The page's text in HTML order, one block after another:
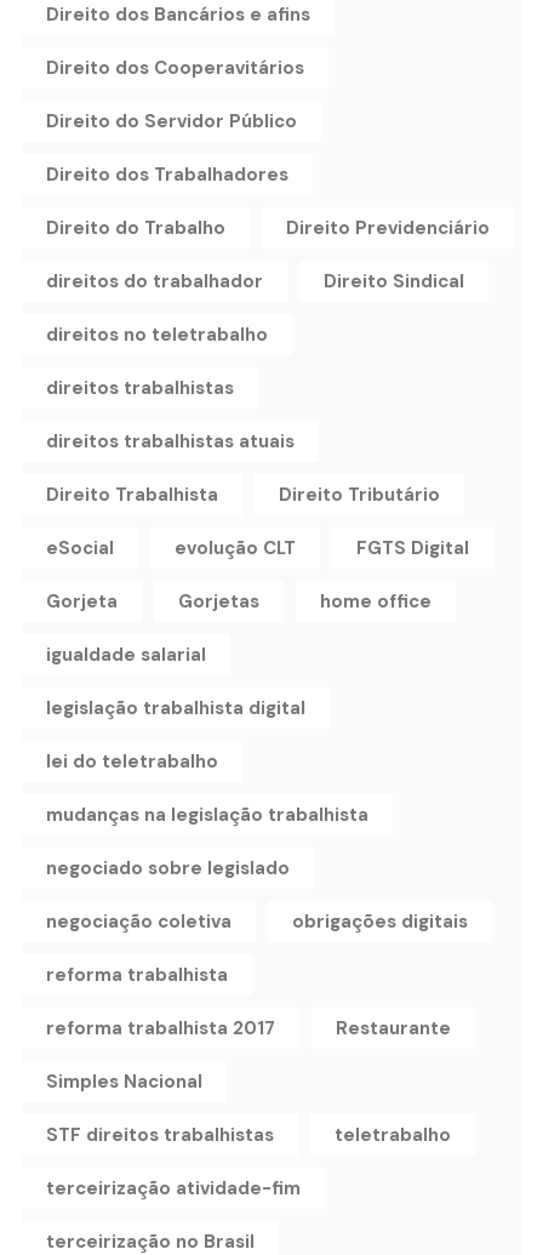
Direito dos Bancários e afins
Direito dos Cooperavitários
Direito do Servidor Público
Direito dos Trabalhadores
Direito do Trabalho Direito Previdenciário
direitos do trabalhador Direito Sindical
direitos no teletrabalho
direitos trabalhistas
direitos trabalhistas atuais
Direito Trabalhista Direito Tributário
eSocial evolução CLT FGTS Digital
Gorjeta Gorjetas home office
igualdade salarial
legislação trabalhista digital
lei do teletrabalho
mudanças na legislação trabalhista
negociado sobre legislado
negociação coletiva obrigações digitais
reforma trabalhista
reforma trabalhista 2017 Restaurante
Simples Nacional
STF direitos trabalhistas teletrabalho
terceirização atividade-fim
terceirização no Brasil